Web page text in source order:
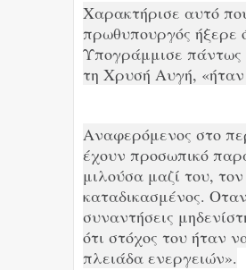
Χαρακτήρισε αυτό
πρωθυπουργός ήξερε
Υπογράμμισε πάντως
τη Χρυσή Αυγή, «ήταν
Αναφερόμενος στο
έχουν προσωπικό
μιλούσα μαζί του,
καταδικασμένος.
συναντήσεις
ότι στόχος του ήταν
πλειάδα ενεργειών».